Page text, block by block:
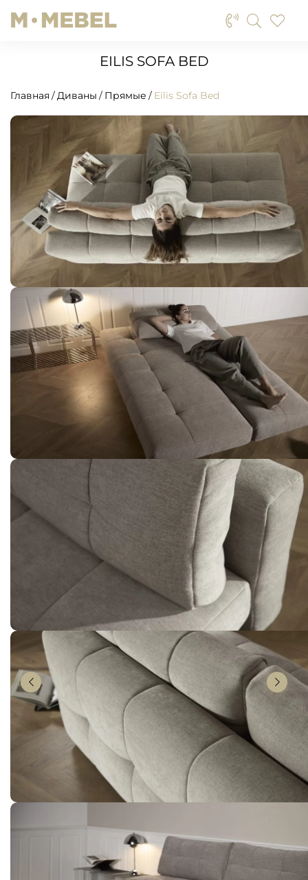
EILIS SOFA BED
Главная Диваны Прямые Eilis Sofa Bed